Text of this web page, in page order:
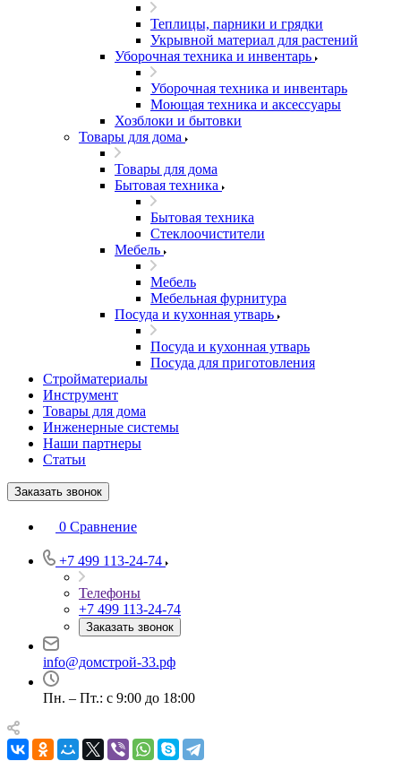
Теплицы, парники и грядки
Укрывной материал для растений
Уборочная техника и инвентарь
Уборочная техника и инвентарь
Моющая техника и аксессуары
Хозблоки и бытовки
Товары для дома
Товары для дома
Бытовая техника
Бытовая техника
Стеклоочистители
Мебель
Мебель
Мебельная фурнитура
Посуда и кухонная утварь
Посуда и кухонная утварь
Посуда для приготовления
Стройматериалы
Инструмент
Товары для дома
Инженерные системы
Наши партнеры
Статьи
Заказать звонок
0 Сравнение
+7 499 113-24-74
Телефоны
+7 499 113-24-74
Заказать звонок
info@домстрой-33.рф
Пн. – Пт.: с 9:00 до 18:00